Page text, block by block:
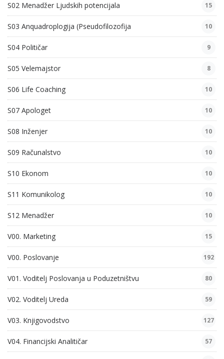
S02 Menadžer Ljudskih potencijala 15
S03 Anquadroplogija (Pseudofilozofija 10
S04 Političar 9
S05 Velemajstor 8
S06 Life Coaching 10
S07 Apologet 10
S08 Inženjer 10
S09 Računalstvo 10
S10 Ekonom 10
S11 Komunikolog 10
S12 Menadžer 10
V00. Marketing 15
V00. Poslovanje 192
V01. Voditelj Poslovanja u Poduzetništvu 80
V02. Voditelj Ureda 59
V03. Knjigovodstvo 127
V04. Financijski Analitičar 57